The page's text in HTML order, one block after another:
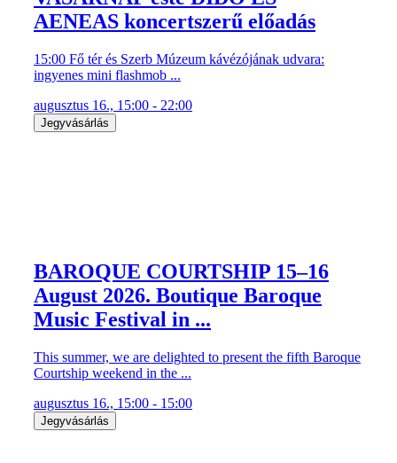
AENEAS koncertszerű előadás
15:00 Fő tér és Szerb Múzeum kávézójának udvara:
ingyenes mini flashmob ...
augusztus 16., 15:00 - 22:00
Jegyvásárlás
BAROQUE COURTSHIP 15–16
August 2026. Boutique Baroque
Music Festival in ...
This summer, we are delighted to present the fifth Baroque
Courtship weekend in the ...
augusztus 16., 15:00 - 15:00
Jegyvásárlás